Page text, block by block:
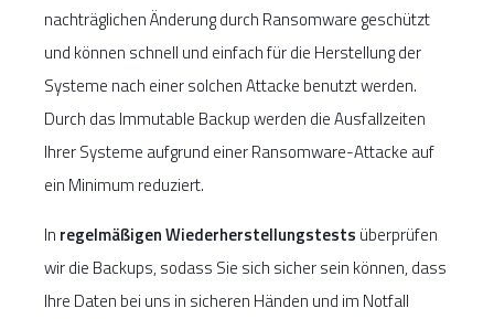
nachträglichen Änderung durch Ransomware geschützt
und können schnell und einfach für die Herstellung der
Systeme nach einer solchen Attacke benutzt werden.
Durch das Immutable Backup werden die Ausfallzeiten
Ihrer Systeme aufgrund einer Ransomware-Attacke auf
ein Minimum reduziert.
In regelmäßigen Wiederherstellungstests überprüfen
wir die Backups, sodass Sie sich sicher sein können, dass
Ihre Daten bei uns in sicheren Händen und im Notfall